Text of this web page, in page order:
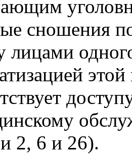
сношения
лицами
2, 6 и 26).